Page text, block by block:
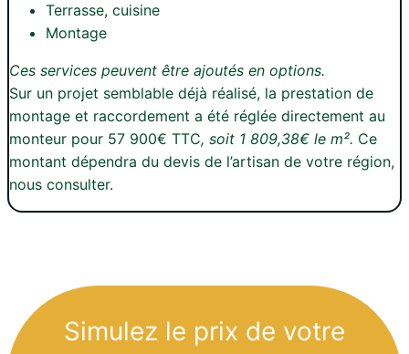
Terrasse, cuisine
Montage
Ces services peuvent être ajoutés en options.
Sur un projet semblable déjà réalisé, la prestation de
montage et raccordement a été réglée directement au
monteur pour 57 900€ TTC, soit 1 809,38€ le m². Ce
montant dépendra du devis de l’artisan de votre région,
nous consulter.
Simulez le prix de votre